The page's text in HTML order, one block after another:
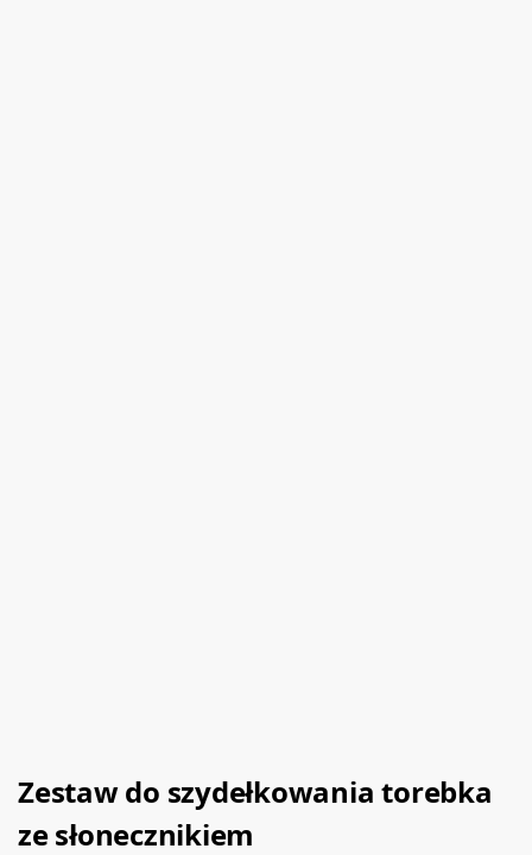
Zestaw do szydełkowania torebka
ze słonecznikiem